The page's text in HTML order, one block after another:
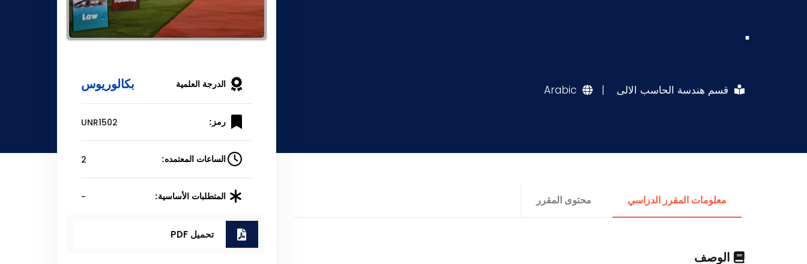
.
قسم هندسة الحاسب الالى |
Arabic
معلومات المقرر الدراسي محتوى المقرر
الوصف
الدرجة العلمية بكالوريوس
رمز: UNR1502
الساعات المعتمده: 2
المتطلبات الأساسية: -
تحميل PDF